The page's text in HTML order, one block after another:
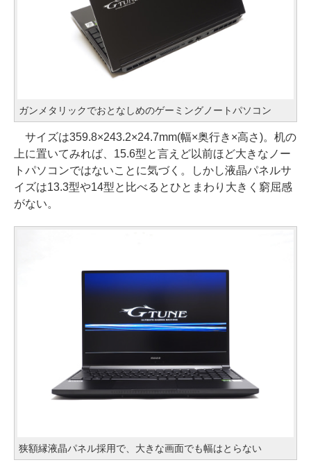
ガンメタリックでおとなしめのゲーミングノートパソコン
サイズは359.8×243.2×24.7mm(幅×奥行き×高さ)。机の
上に置いてみれば、15.6型と言えど以前ほど大きなノー
トパソコンではないことに気づく。しかし液晶パネルサ
イズは13.3型や14型と比べるとひとまわり大きく窮屈感
がない。
狭額縁液晶パネル採用で、大きな画面でも幅はとらない